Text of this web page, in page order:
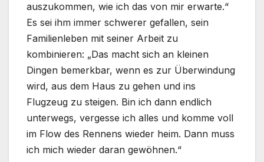
auszukommen, wie ich das von mir erwarte.“
Es sei ihm immer schwerer gefallen, sein
Familienleben mit seiner Arbeit zu
kombinieren: „Das macht sich an kleinen
Dingen bemerkbar, wenn es zur Überwindung
wird, aus dem Haus zu gehen und ins
Flugzeug zu steigen. Bin ich dann endlich
unterwegs, vergesse ich alles und komme voll
im Flow des Rennens wieder heim. Dann muss
ich mich wieder daran gewöhnen.“